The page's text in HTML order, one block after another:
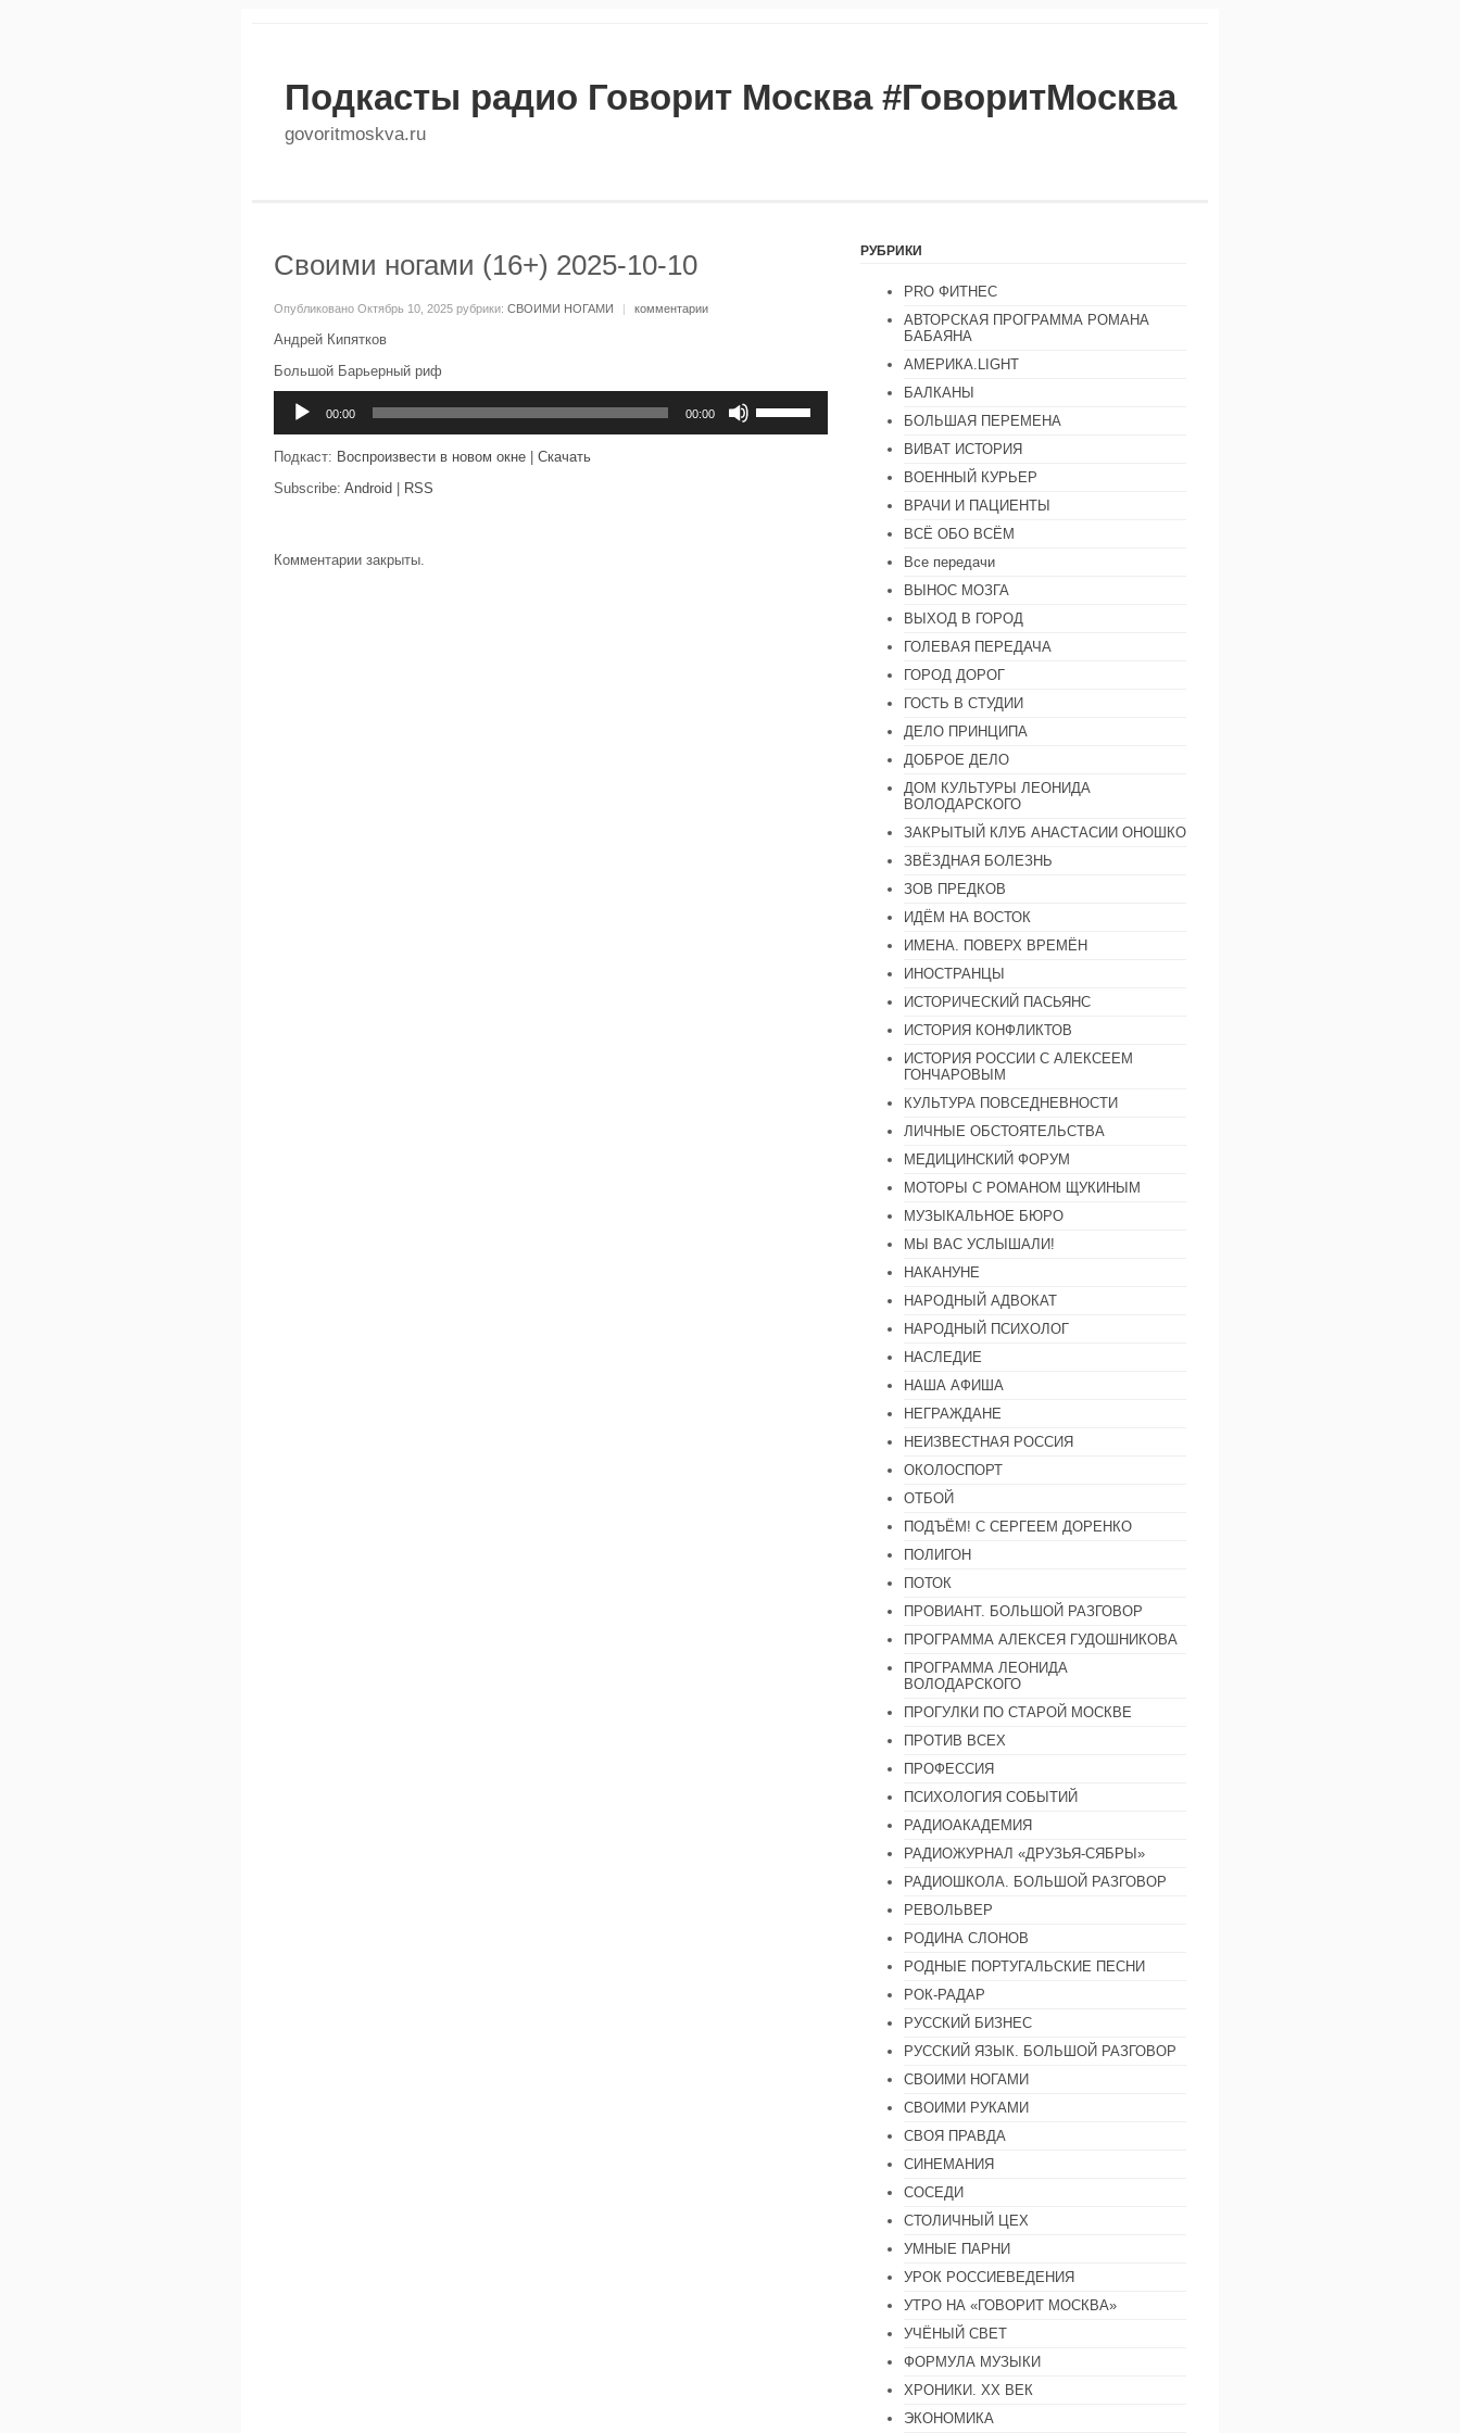
Подкасты радио Говорит Москва #ГоворитМосква
govoritmoskva.ru
Своими ногами (16+) 2025-10-10
Опубликовано Октябрь 10, 2025 рубрики: СВОИМИ НОГАМИ | комментарии
Андрей Кипятков
Большой Барьерный риф
00:00 00:00
клавиши
Подкаст: Воспроизвести в новом окне
Скачать
Subscribe: Android RSS
Комментарии закрыты.
РУБРИКИ
PRO ФИТНЕС
АВТОРСКАЯ ПРОГРАММА РОМАНА
БАБАЯНА
АМЕРИКА.LIGHT
БАЛКАНЫ
БОЛЬШАЯ ПЕРЕМЕНА
ВИВАТ ИСТОРИЯ
ВОЕННЫЙ КУРЬЕР
ВРАЧИ И ПАЦИЕНТЫ
ВСЁ ОБО ВСЁМ
Все передачи
ВЫНОС МОЗГА
ВЫХОД В ГОРОД
ГОЛЕВАЯ ПЕРЕДАЧА
ГОРОД ДОРОГ
ГОСТЬ В СТУДИИ
ДЕЛО ПРИНЦИПА
ДОБРОЕ ДЕЛО
ДОМ КУЛЬТУРЫ ЛЕОНИДА
ВОЛОДАРСКОГО
ЗАКРЫТЫЙ КЛУБ АНАСТАСИИ ОНОШКО
ЗВЁЗДНАЯ БОЛЕЗНЬ
ЗОВ ПРЕДКОВ
ИДЁМ НА ВОСТОК
ИМЕНА. ПОВЕРХ ВРЕМЁН
ИНОСТРАНЦЫ
ИСТОРИЧЕСКИЙ ПАСЬЯНС
ИСТОРИЯ КОНФЛИКТОВ
ИСТОРИЯ РОССИИ С АЛЕКСЕЕМ
ГОНЧАРОВЫМ
КУЛЬТУРА ПОВСЕДНЕВНОСТИ
ЛИЧНЫЕ ОБСТОЯТЕЛЬСТВА
МЕДИЦИНСКИЙ ФОРУМ
МОТОРЫ С РОМАНОМ ЩУКИНЫМ
МУЗЫКАЛЬНОЕ БЮРО
МЫ ВАС УСЛЫШАЛИ!
НАКАНУНЕ
НАРОДНЫЙ АДВОКАТ
НАРОДНЫЙ ПСИХОЛОГ
НАСЛЕДИЕ
НАША АФИША
НЕГРАЖДАНЕ
НЕИЗВЕСТНАЯ РОССИЯ
ОКОЛОСПОРТ
ОТБОЙ
ПОДЪЁМ! С СЕРГЕЕМ ДОРЕНКО
ПОЛИГОН
ПОТОК
ПРОВИАНТ. БОЛЬШОЙ РАЗГОВОР
ПРОГРАММА АЛЕКСЕЯ ГУДОШНИКОВА
ПРОГРАММА ЛЕОНИДА
ВОЛОДАРСКОГО
ПРОГУЛКИ ПО СТАРОЙ МОСКВЕ
ПРОТИВ ВСЕХ
ПРОФЕССИЯ
ПСИХОЛОГИЯ СОБЫТИЙ
РАДИОАКАДЕМИЯ
РАДИОЖУРНАЛ «ДРУЗЬЯ-СЯБРЫ»
РАДИОШКОЛА. БОЛЬШОЙ РАЗГОВОР
РЕВОЛЬВЕР
РОДИНА СЛОНОВ
РОДНЫЕ ПОРТУГАЛЬСКИЕ ПЕСНИ
РОК-РАДАР
РУССКИЙ БИЗНЕС
РУССКИЙ ЯЗЫК. БОЛЬШОЙ РАЗГОВОР
СВОИМИ НОГАМИ
СВОИМИ РУКАМИ
СВОЯ ПРАВДА
СИНЕМАНИЯ
СОСЕДИ
СТОЛИЧНЫЙ ЦЕХ
УМНЫЕ ПАРНИ
УРОК РОССИЕВЕДЕНИЯ
УТРО НА «ГОВОРИТ МОСКВА»
УЧЁНЫЙ СВЕТ
ФОРМУЛА МУЗЫКИ
ХРОНИКИ. ХХ ВЕК
ЭКОНОМИКА